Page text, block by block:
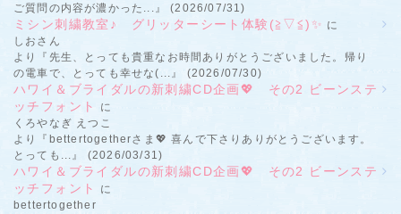
ご質問の内容が濃かった...』 (2026/07/31)
ミシン刺繍教室♪ グリッターシート体験(≧▽≦)✨ に
しおさん
より『先生、とっても貴重なお時間ありがとうございました。帰り
の電車で、とっても幸せな(...』 (2026/07/30)
ハワイ＆ブライダルの新刺繍CD企画💖 その2 ビーンステ
ッチフォント
に
くろやなぎ えつこ
より『bettertogetherさま💖 喜んで下さりありがとうございます。
とっても...』 (2026/03/31)
ハワイ＆ブライダルの新刺繍CD企画💖 その2 ビーンステ
ッチフォント
に
bettertogether